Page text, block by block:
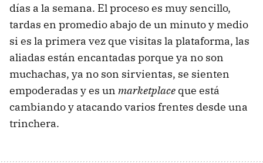
días a la semana. El proceso es muy sencillo,
tardas en promedio abajo de un minuto y medio
si es la primera vez que visitas la plataforma, las
aliadas están encantadas porque ya no son
muchachas, ya no son sirvientas, se sienten
empoderadas y es un marketplace que está
cambiando y atacando varios frentes desde una
trinchera.